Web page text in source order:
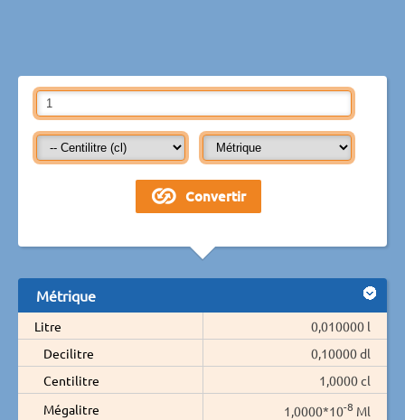
Métrique
Litre
0,010000 l
Decilitre
0,10000 dl
Centilitre
1,0000 cl
Mégalitre
1,0000*10-8 Ml